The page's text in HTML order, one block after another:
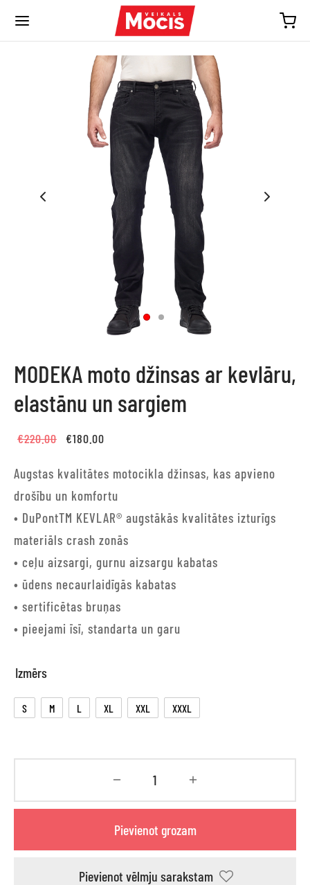
MODEKA moto džinsas ar kevlāru,
elastānu un sargiem
€220.00 Original
was:
€220.00.
€180.00
€180.00.
Augstas kvalitātes motocikla džinsas, kas apvieno
drošību un komfortu
• DuPontTM KEVLAR® augstākās kvalitātes izturīgs
materiāls crash zonās
• ceļu aizsargi, gurnu aizsargu kabatas
• ūdens necaurlaidīgās kabatas
• sertificētas bruņas
• pieejami īsī, standarta un garu
Izmērs
S M L XL XXL XXXL
Pievienot grozam
Pievienot vēlmju sarakstam